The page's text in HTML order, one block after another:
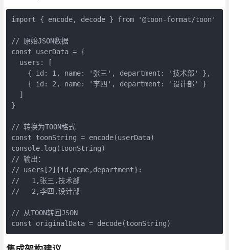
import { encode, decode } from '@toon-format/toon'
// 原始JSON数据
const userData = {
  users: [
    { id: 1, name: '张三', department: '技术部' },
    { id: 2, name: '李四', department: '设计部' }
  ]
}
// 转换为TOON格式
const toonString = encode(userData)
console.log(toonString)
// 输出：
// users[2]{id,name,department}:
//   1,张三,技术部
//   2,李四,设计部
// 从TOON转回JSON
const originalData = decode(toonString)